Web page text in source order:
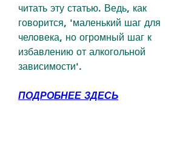
читать эту статью. Ведь, как
говорится, 'маленький шаг для
человека, но огромный шаг к
избавлению от алкогольной
зависимости'.
ПОДРОБНЕЕ ЗДЕСЬ